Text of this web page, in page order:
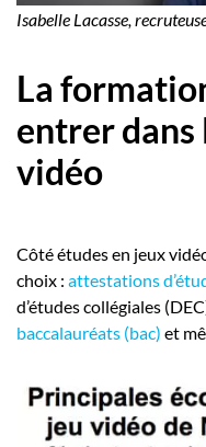
Isabelle Lacasse,
La
entrer dans
vidéo
Côté études en jeux
choix : attestations
d’études collégiales
baccalauréats (bac) et